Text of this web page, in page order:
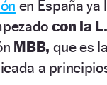
en España ya
con la L.
MBB, que es
a